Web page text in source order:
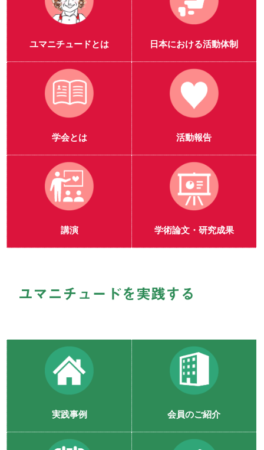
ユマニチュードとは 日本における活動体制
学会とは 活動報告
講演 学術論文・研究成果
ユマニチュードを実践する
実践事例 会員のご紹介